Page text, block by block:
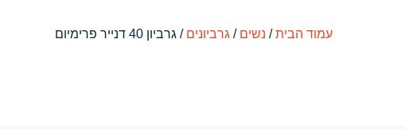
עמוד הבית/ נשים / גרביונים / גרביון 40 דנייר פרימיום